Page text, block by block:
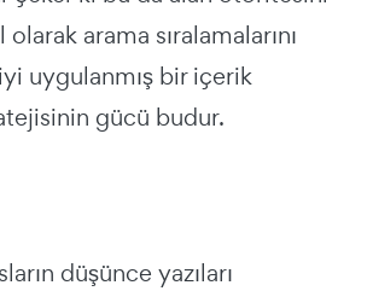
olarak arama sıralamalarını
uygulanmış bir içerik
gücü budur.
düşünce yazıları